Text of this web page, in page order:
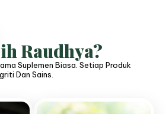
Raudhya?
Suplemen Biasa. Setiap Produk
Dan Sains.